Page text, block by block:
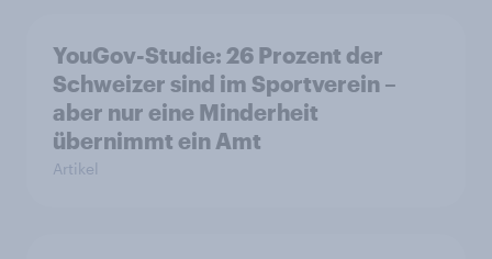
YouGov-Studie: 26 Prozent der
Schweizer sind im Sportverein –
aber nur eine Minderheit
übernimmt ein Amt
Artikel